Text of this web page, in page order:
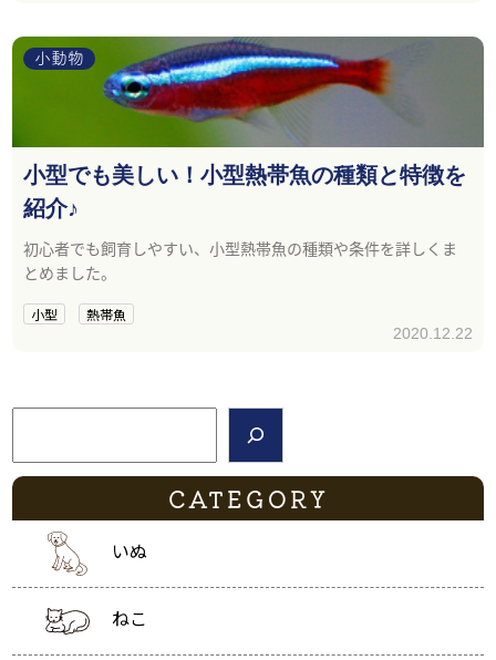
小動物
小型でも美しい！小型熱帯魚の種類と特徴を
紹介♪
初心者でも飼育しやすい、小型熱帯魚の種類や条件を詳しくま
とめました。
小型 熱帯魚
2020.12.22
検索
CATEGORY
いぬ
ねこ